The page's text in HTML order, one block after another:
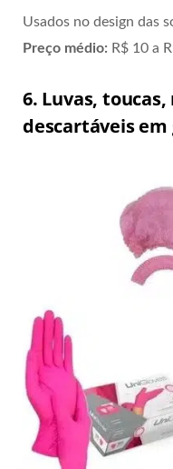
Usados no design das
Preço médio: R$ 10 a
6. Luvas, toucas,
descartáveis em